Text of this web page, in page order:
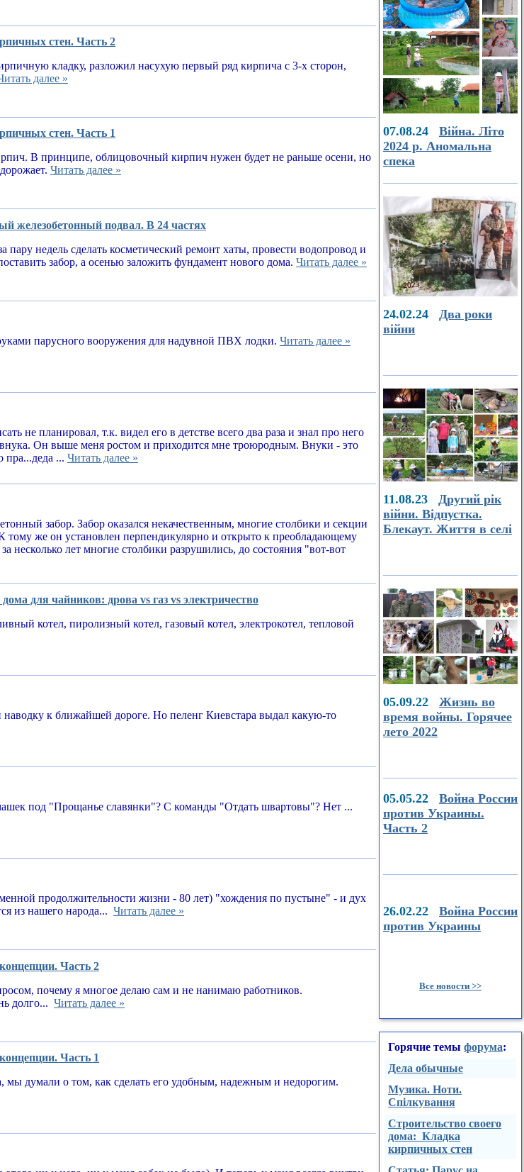
стен. Часть 2
кладку, разложил насухую первый ряд кирпича с 3-х сторон,
далее »
стен. Часть 1
В принципе, облицовочный кирпич нужен будет не раньше осени, но
Читать далее »
железобетонный подвал. В 24 частях
пару недель сделать косметический ремонт хаты, провести водопровод и
забор, а осенью заложить фундамент нового дома. Читать далее »
парусного вооружения для надувной ПВХ лодки. Читать далее »
не планировал, т.к. видел его в детстве всего два раза и знал про него
Он выше меня ростом и приходится мне троюродным. Внуки - это
пра...деда ... Читать далее »
забор. Забор оказался некачественным, многие столбики и секции
тому же он установлен перпендикулярно и открыто к преобладающему
несколько лет многие столбики разрушились, до состояния "вот-вот
для чайников: дрова vs газ vs электричество
котел, пиролизный котел, газовый котел, электрокотел, тепловой
к ближайшей дороге. Но пеленг Киевстара выдал какую-то
под "Прощанье славянки"? С команды "Отдать швартовы"? Нет ...
продолжительности жизни - 80 лет) "хождения по пустыне" - и дух
из нашего народа... Читать далее »
Часть 2
почему я многое делаю сам и не нанимаю работников.
долго... Читать далее »
Часть 1
мы думали о том, как сделать его удобным, надежным и недорогим.
07.08.24 Війна. Літо
2024 р. Аномальна
спека
24.02.24 Два роки
війни
11.08.23 Другий рік
війни. Відпустка.
Блекаут. Життя в селі
05.09.22 Жизнь во
время войны. Горячее
лето 2022
05.05.22 Война России
против Украины.
Часть 2
26.02.22 Война России
против Украины
Все новости >>
Горячие темы форума:
Дела обычные
Музика. Ноти.
Спілкування
Строительство своего
дома: Кладка
кирпичных стен